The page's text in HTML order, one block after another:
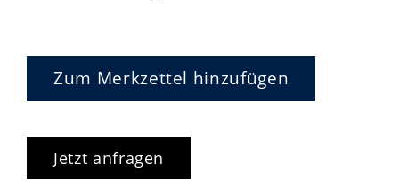
Zum Merkzettel hinzufügen
Jetzt anfragen